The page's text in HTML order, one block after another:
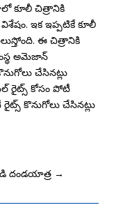
కూలీ చిత్రానికి
ఇక ఇప్పటికే కూలీ
ఈ చిత్రానికి
అమెజాన్
చేసినట్లు
రైట్స్‌ కోసం పోటీ
కొనుగోలు చేసినట్లు
దండయాత్ర →